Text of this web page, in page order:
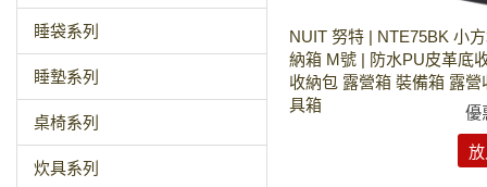
睡袋系列
睡墊系列
桌椅系列
炊具系列
NUIT 努特 | NTE75BK 小
納箱 M號 | 防水PU皮革底
收納包 露營箱 裝備箱 露營
具箱
優